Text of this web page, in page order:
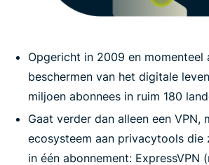
Opgericht in 2009 en momenteel
beschermen van het digitale
miljoen abonnees in ruim 180
Gaat verder dan alleen een VPN,
ecosysteem aan privacytools die
in één abonnement: ExpressVPN